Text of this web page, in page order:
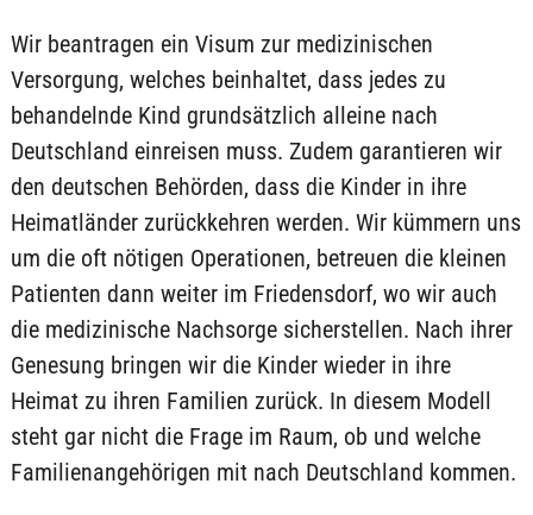
Wir beantragen ein Visum zur medizinischen
Versorgung, welches beinhaltet, dass jedes zu
behandelnde Kind grundsätzlich alleine nach
Deutschland einreisen muss. Zudem garantieren wir
den deutschen Behörden, dass die Kinder in ihre
Heimatländer zurückkehren werden. Wir kümmern uns
um die oft nötigen Operationen, betreuen die kleinen
Patienten dann weiter im Friedensdorf, wo wir auch
die medizinische Nachsorge sicherstellen. Nach ihrer
Genesung bringen wir die Kinder wieder in ihre
Heimat zu ihren Familien zurück. In diesem Modell
steht gar nicht die Frage im Raum, ob und welche
Familienangehörigen mit nach Deutschland kommen.